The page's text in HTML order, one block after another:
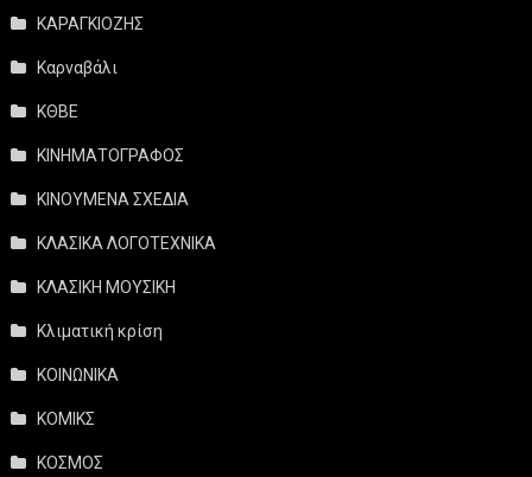
ΚΑΡΑΓΚΙΟΖΗΣ
Καρναβάλι
ΚΘΒΕ
ΚΙΝΗΜΑΤΟΓΡΑΦΟΣ
ΚΙΝΟΥΜΕΝΑ ΣΧΕΔΙΑ
ΚΛΑΣΙΚΑ ΛΟΓΟΤΕΧΝΙΚΑ
ΚΛΑΣΙΚΗ ΜΟΥΣΙΚΗ
Κλιματική κρίση
ΚΟΙΝΩΝΙΚΑ
ΚΟΜΙΚΣ
ΚΟΣΜΟΣ